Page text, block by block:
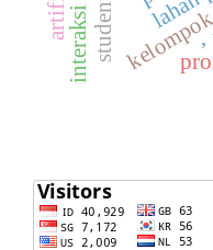
,
students
interaksi